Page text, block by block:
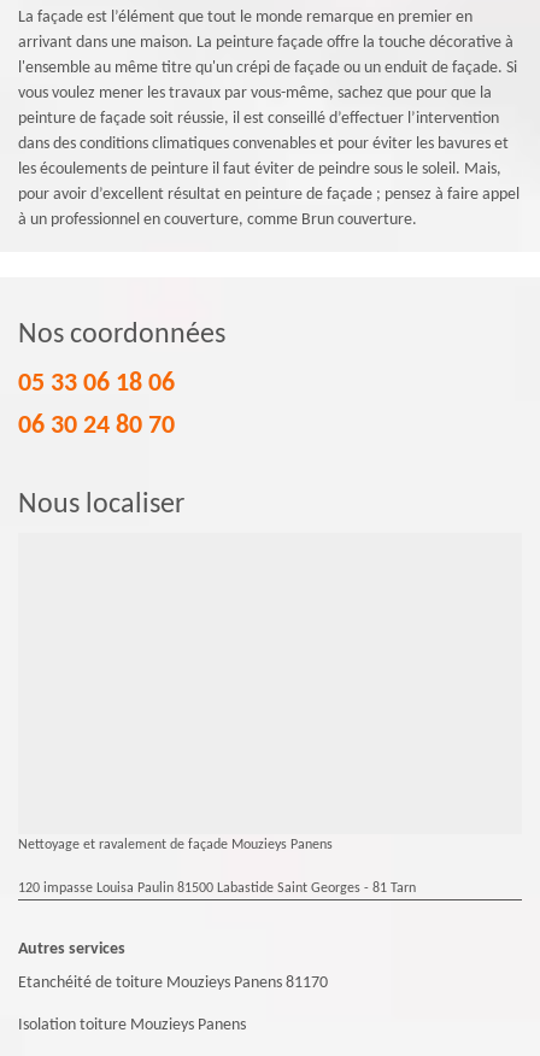
La façade est l’élément que tout le monde remarque en premier en
arrivant dans une maison. La peinture façade offre la touche décorative à
l'ensemble au même titre qu'un crépi de façade ou un enduit de façade. Si
vous voulez mener les travaux par vous-même, sachez que pour que la
peinture de façade soit réussie, il est conseillé d’effectuer l’intervention
dans des conditions climatiques convenables et pour éviter les bavures et
les écoulements de peinture il faut éviter de peindre sous le soleil. Mais,
pour avoir d’excellent résultat en peinture de façade ; pensez à faire appel
à un professionnel en couverture, comme Brun couverture.
Nos coordonnées
05 33 06 18 06
06 30 24 80 70
Nous localiser
Nettoyage et ravalement de façade Mouzieys Panens
120 impasse Louisa Paulin 81500 Labastide Saint Georges - 81 Tarn
Autres services
Etanchéité de toiture Mouzieys Panens 81170
Isolation toiture Mouzieys Panens